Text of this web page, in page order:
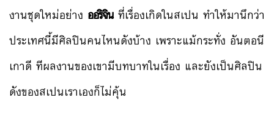
งานชุดใหม่อย่าง ออริจินที่เรื่องเกิดในสเปน ทำให้มานึกว่า
ประเทศนี้มีศิลปินคนไหนดังบ้าง เพราะแม้กระทั่ง อันตอนี
เกาดี ทีผลงานของเขามีบทบาทในเรื่อง และยังเป็นศิลปิน
ดังของสเปนเราเองก็ไม่คุ้น